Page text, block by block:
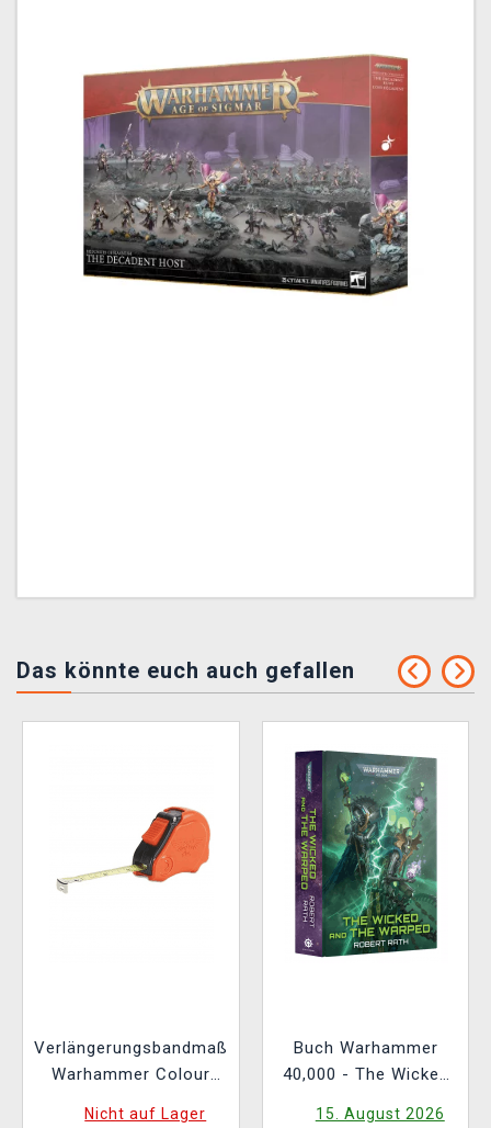
Das könnte euch auch gefallen
Verlängerungsbandmaß
Warhammer Colour
Nicht auf Lager
Buch Warhammer
40,000 - The Wicked
15. August 2026